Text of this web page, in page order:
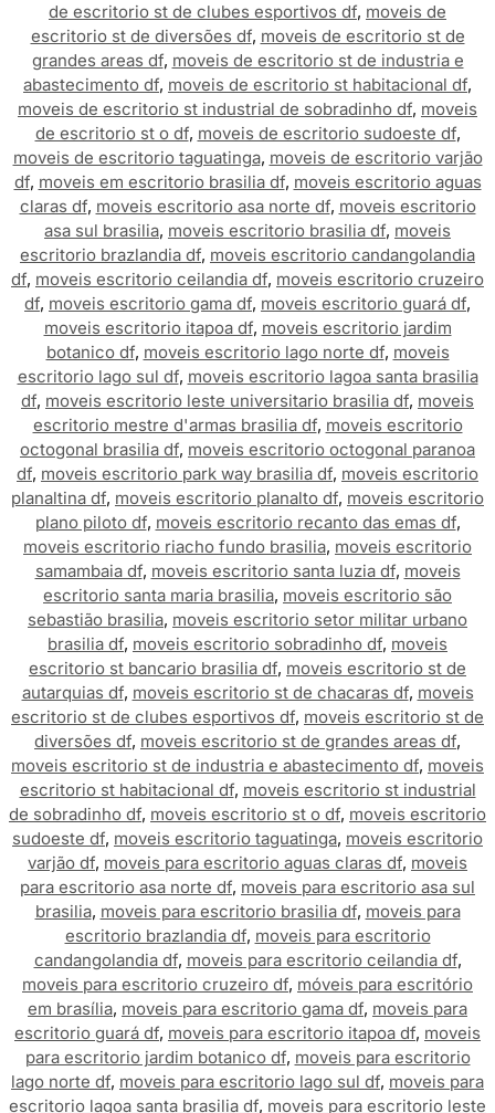
de escritorio st de clubes esportivos df, moveis de
escritorio st de diversões df, moveis de escritorio st de
grandes areas df, moveis de escritorio st de industria e
abastecimento df, moveis de escritorio st habitacional df,
moveis de escritorio st industrial de sobradinho df, moveis
de escritorio st o df, moveis de escritorio sudoeste df,
moveis de escritorio taguatinga, moveis de escritorio varjão
df, moveis em escritorio brasilia df, moveis escritorio aguas
claras df, moveis escritorio asa norte df, moveis escritorio
asa sul brasilia, moveis escritorio brasilia df, moveis
escritorio brazlandia df, moveis escritorio candangolandia
df, moveis escritorio ceilandia df, moveis escritorio cruzeiro
df, moveis escritorio gama df, moveis escritorio guará df,
moveis escritorio itapoa df, moveis escritorio jardim
botanico df, moveis escritorio lago norte df, moveis
escritorio lago sul df, moveis escritorio lagoa santa brasilia
df, moveis escritorio leste universitario brasilia df, moveis
escritorio mestre d'armas brasilia df, moveis escritorio
octogonal brasilia df, moveis escritorio octogonal paranoa
df, moveis escritorio park way brasilia df, moveis escritorio
planaltina df, moveis escritorio planalto df, moveis escritorio
plano piloto df, moveis escritorio recanto das emas df,
moveis escritorio riacho fundo brasilia, moveis escritorio
samambaia df, moveis escritorio santa luzia df, moveis
escritorio santa maria brasilia, moveis escritorio são
sebastião brasilia, moveis escritorio setor militar urbano
brasilia df, moveis escritorio sobradinho df, moveis
escritorio st bancario brasilia df, moveis escritorio st de
autarquias df, moveis escritorio st de chacaras df, moveis
escritorio st de clubes esportivos df, moveis escritorio st de
diversões df, moveis escritorio st de grandes areas df,
moveis escritorio st de industria e abastecimento df, moveis
escritorio st habitacional df, moveis escritorio st industrial
de sobradinho df, moveis escritorio st o df, moveis escritorio
sudoeste df, moveis escritorio taguatinga, moveis escritorio
varjão df, moveis para escritorio aguas claras df, moveis
para escritorio asa norte df, moveis para escritorio asa sul
brasilia, moveis para escritorio brasilia df, moveis para
escritorio brazlandia df, moveis para escritorio
candangolandia df, moveis para escritorio ceilandia df,
moveis para escritorio cruzeiro df, móveis para escritório
em brasília, moveis para escritorio gama df, moveis para
escritorio guará df, moveis para escritorio itapoa df, moveis
para escritorio jardim botanico df, moveis para escritorio
lago norte df, moveis para escritorio lago sul df, moveis para
escritorio lagoa santa brasilia df, moveis para escritorio leste